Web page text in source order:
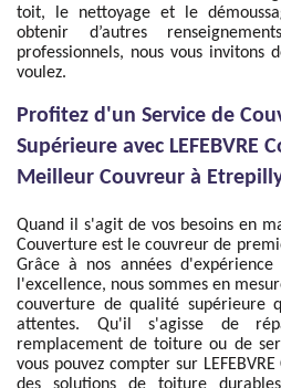
toit, le nettoyage et le
obtenir d’autres
professionnels, nous vous invitons
voulez.
Profitez d'un Service de
Supérieure avec LEFEBVRE
Meilleur Couvreur à
Quand il s'agit de vos besoins en
Couverture est le couvreur de
Grâce à nos années
l'excellence, nous sommes en
couverture de qualité supérieure
attentes. Qu'il s'agisse de
remplacement de toiture ou de
vous pouvez compter sur